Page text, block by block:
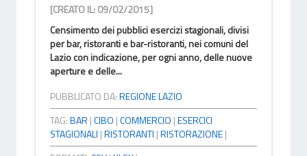
[CREATO IL: 09/02/2015]
Censimento dei pubblici esercizi stagionali, divisi
per bar, ristoranti e bar-ristoranti, nei comuni del
Lazio con indicazione, per ogni anno, delle nuove
aperture e delle...
PUBBLICATO DA:REGIONE LAZIO
TAG:BAR |CIBO |COMMERCIO |ESERCICI
STAGIONALI |RISTORANTI |RISTORAZIONE|